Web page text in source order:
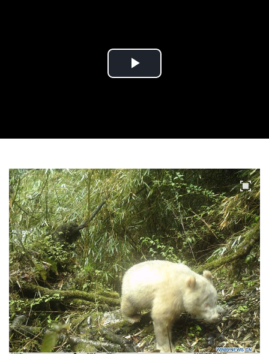
Play